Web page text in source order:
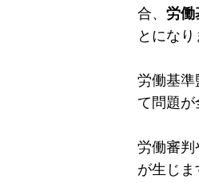
合、 労働
とになり
労働基準
て問題が
労働審判
が生じ